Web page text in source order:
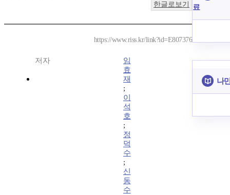
한글로보기
https://www.riss.kr/link?id=E807376
저자
임
효
재
;
이
석
호
;
정
덕
수
;
신
동
수
료
나